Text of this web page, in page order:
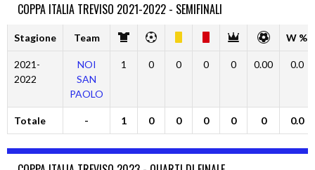
COPPA ITALIA TREVISO 2021-2022 - SEMIFINALI
Stagione Team W %
2021-
2022
NOI
SAN
PAOLO
1 0 0 0 0 0.00 0.0
Totale - 1 0 0 0 0 0 0.0